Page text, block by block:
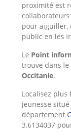
proximité est
pour aiguiller,
public en les
Le Point
trouve dans
Occitanie.
Localisez
jeunesse situé
département
3.6134037